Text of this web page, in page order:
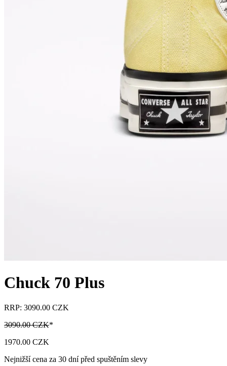
Chuck 70 Plus
RRP: 3090.00 CZK
3090.00 CZK*
1970.00 CZK
Nejnižší cena za 30 dní před spuštěním slevy